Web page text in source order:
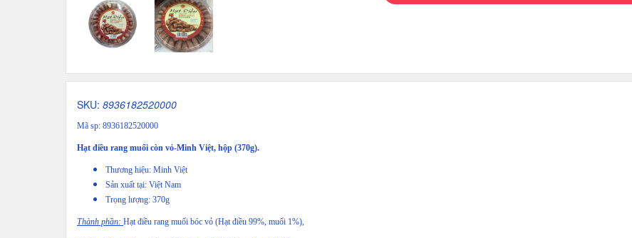
SKU: 8936182520000
Mã sp: 8936182520000
Hạt điều rang muối còn vỏ-Minh Việt, hộp (370g).
Thương hiệu: Minh Việt
Sản xuất tại: Việt Nam
Trọng lượng: 370g
Thành phần: Hạt điều rang muối bóc vỏ (Hạt điều 99%, muối 1%),